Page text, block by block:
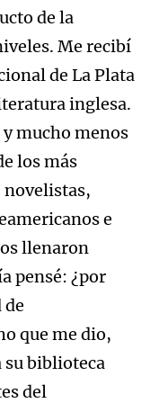
de la
Me recibí
de La Plata
inglesa.
mucho menos
los más
novelistas,
e
llenaron
pensé: ¿por
de
que me dio,
su biblioteca
del